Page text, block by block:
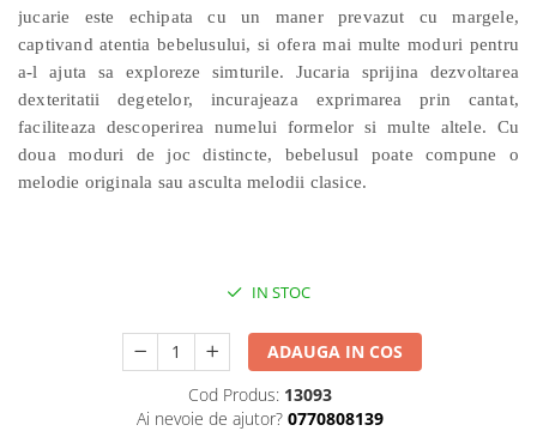
jucarie este echipata cu un maner prevazut cu margele,
captivand atentia bebelusului, si ofera mai multe moduri pentru
a-l ajuta sa exploreze simturile. Jucaria sprijina dezvoltarea
dexteritatii degetelor, incurajeaza exprimarea prin cantat,
faciliteaza descoperirea numelui formelor si multe altele. Cu
doua moduri de joc distincte, bebelusul poate compune o
melodie originala sau asculta melodii clasice.
IN STOC
ADAUGA IN COS
Cod Produs: 13093
Ai nevoie de ajutor? 0770808139